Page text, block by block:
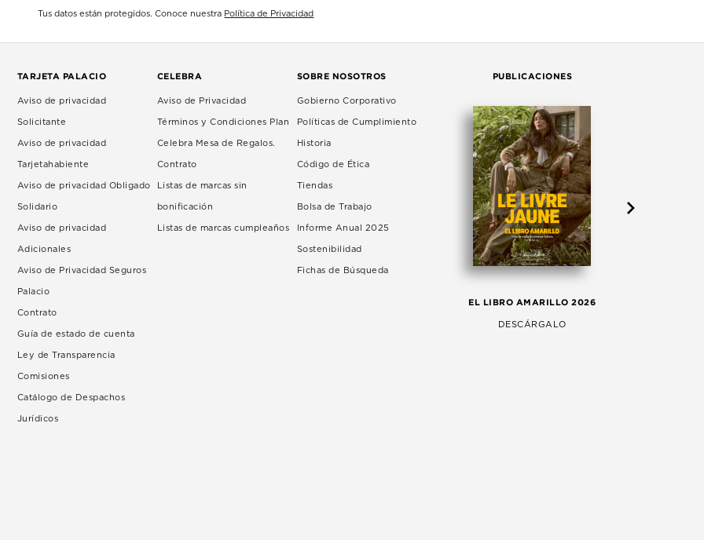
Tus datos están protegidos. Conoce nuestra Política de Privacidad
TARJETA PALACIO
Aviso de privacidad
Solicitante
Aviso de privacidad
Tarjetahabiente
Aviso de privacidad Obligado
Solidario
Aviso de privacidad
Adicionales
Aviso de Privacidad Seguros
Palacio
Contrato
Guía de estado de cuenta
Ley de Transparencia
Comisiones
Catálogo de Despachos
Jurídicos
CELEBRA
Aviso de Privacidad
Términos y Condiciones Plan
Celebra Mesa de Regalos.
Contrato
Listas de marcas sin
bonificación
Listas de marcas cumpleaños
SOBRE NOSOTROS
Gobierno Corporativo
Políticas de Cumplimiento
Historia
Código de Ética
Tiendas
Bolsa de Trabajo
Informe Anual 2025
Sostenibilidad
Fichas de Búsqueda
PUBLICACIONES
EL LIBRO AMARILLO 2026
DESCÁRGALO